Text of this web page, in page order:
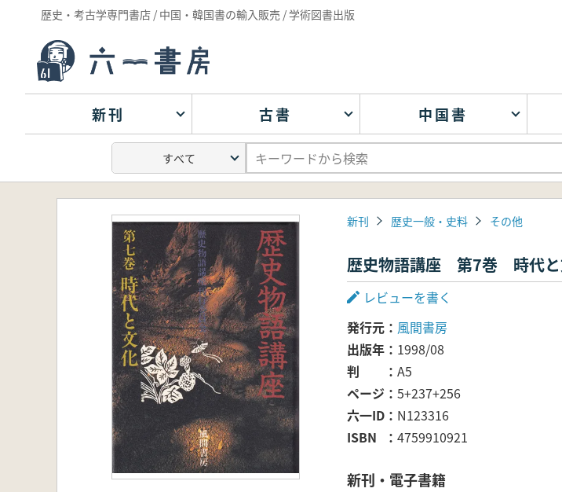
歴史・考古学専門書店 / 中国・韓国書の輸入販売 / 学術図書出版
新刊 古書 中国書
新刊 歴史一般・史料 その他
歴史物語講座 第7巻 時代と
レビューを書く
発行元
風間書房
出版年
1998/08
判
A5
ページ
5+237+256
六一ID
N123316
ISBN
4759910921
新刊・電子書籍